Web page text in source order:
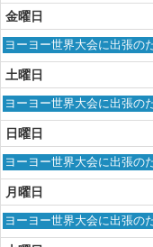
2026
日,
8
月
13th
2026
金曜日
金
日,
8
月
14th
2026
ヨーヨー世界大会に出張の
土曜日
土
日,
8
月
15th
2026
ヨーヨー世界大会に出張の
日曜日
日
日,
8
月
16th
ヨーヨー世界大会に出張の
月曜日
月
ヨーヨー世界大会に出張の